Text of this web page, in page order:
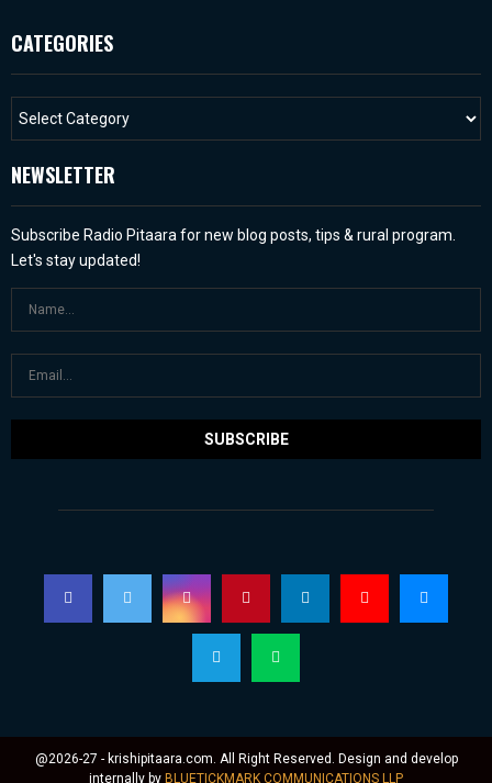
CATEGORIES
NEWSLETTER
Subscribe Radio Pitaara for new blog posts, tips & rural program.
Let's stay updated!
@2026-27 - krishipitaara.com. All Right Reserved. Design and develop
internally by BLUETICKMARK COMMUNICATIONS LLP